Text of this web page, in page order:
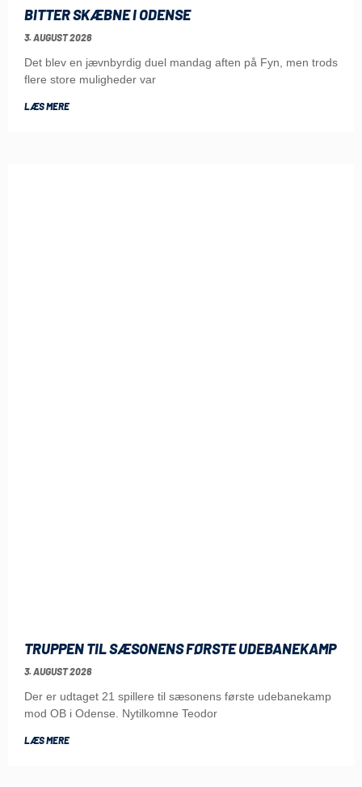
BITTER SKÆBNE I ODENSE
3. AUGUST 2026
Det blev en jævnbyrdig duel mandag aften på Fyn, men trods
flere store muligheder var
LÆS MERE
TRUPPEN TIL SÆSONENS FØRSTE UDEBANEKAMP
3. AUGUST 2026
Der er udtaget 21 spillere til sæsonens første udebanekamp
mod OB i Odense. Nytilkomne Teodor
LÆS MERE